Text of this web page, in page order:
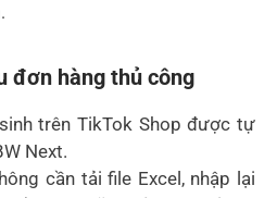
đơn hàng thủ công
trên TikTok Shop được tự
Next.
cần tải file Excel, nhập lại